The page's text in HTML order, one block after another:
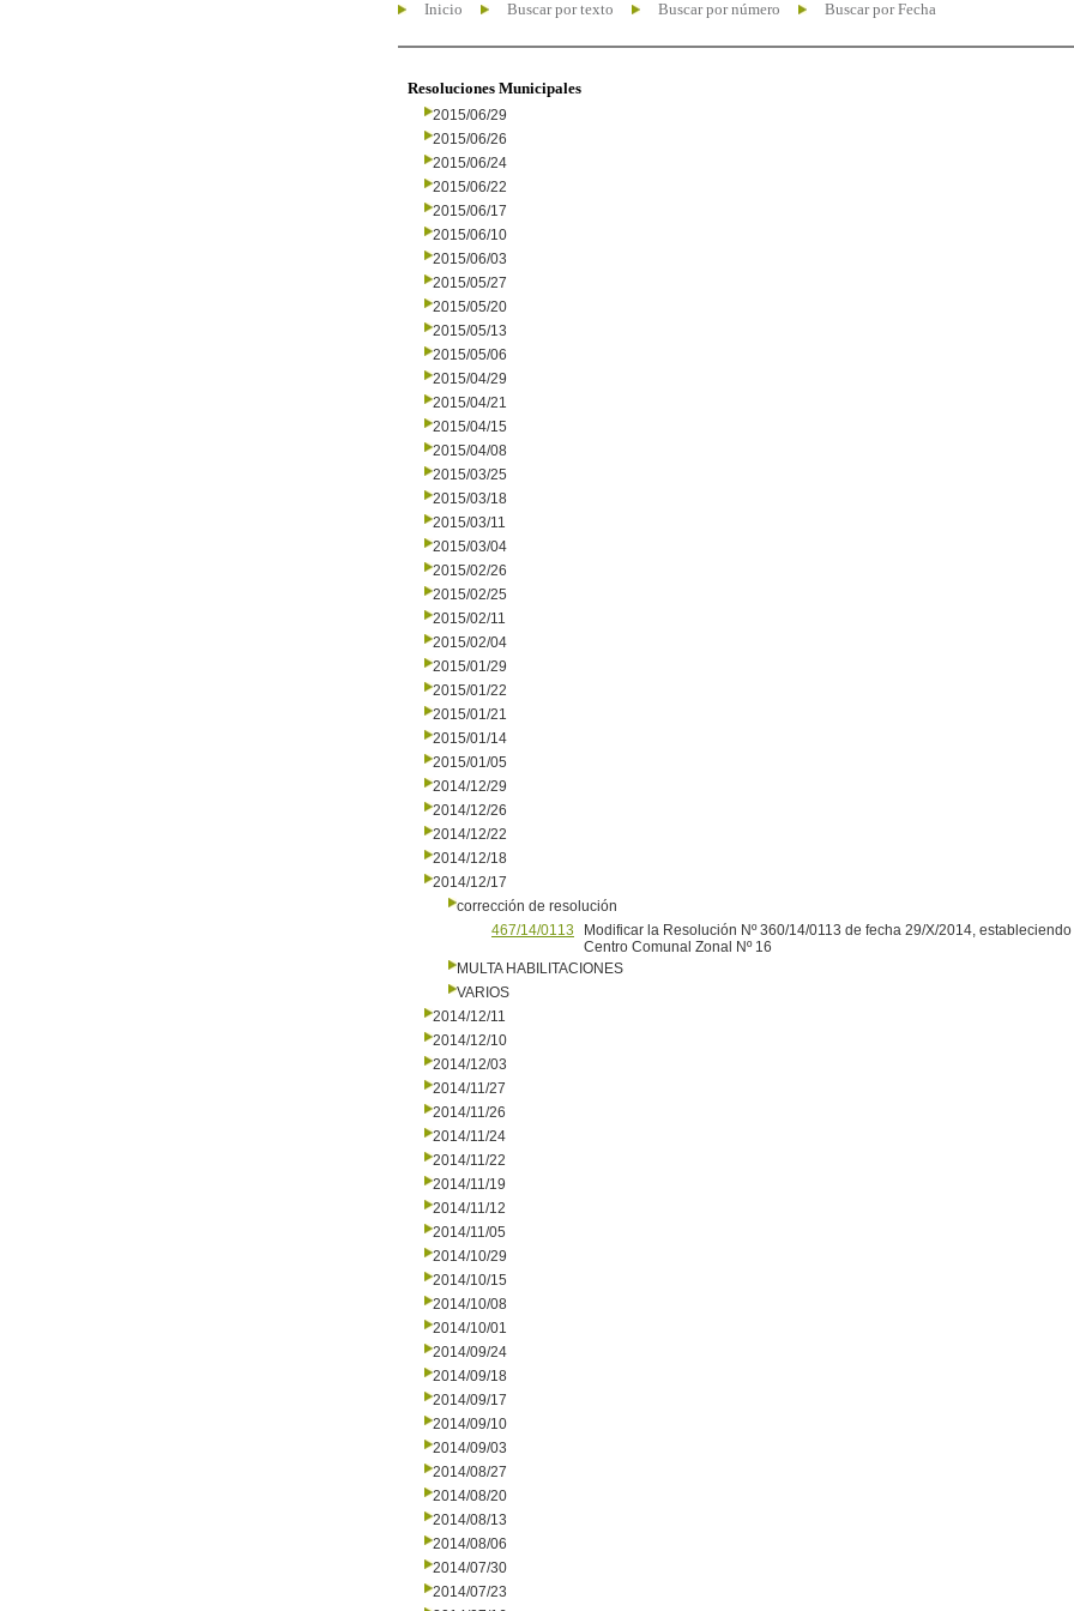
Inicio Buscar por texto Buscar por número Buscar por Fecha
Resoluciones Municipales
2015/06/29
2015/06/26
2015/06/24
2015/06/22
2015/06/17
2015/06/10
2015/06/03
2015/05/27
2015/05/20
2015/05/13
2015/05/06
2015/04/29
2015/04/21
2015/04/15
2015/04/08
2015/03/25
2015/03/18
2015/03/11
2015/03/04
2015/02/26
2015/02/25
2015/02/11
2015/02/04
2015/01/29
2015/01/22
2015/01/21
2015/01/14
2015/01/05
2014/12/29
2014/12/26
2014/12/22
2014/12/18
2014/12/17
corrección de resolución
467/14/0113
Modificar la Resolución Nº 360/14/0113 de fecha 29/X/2014,
Centro Comunal Zonal Nº 16
MULTA HABILITACIONES
VARIOS
2014/12/11
2014/12/10
2014/12/03
2014/11/27
2014/11/26
2014/11/24
2014/11/22
2014/11/19
2014/11/12
2014/11/05
2014/10/29
2014/10/15
2014/10/08
2014/10/01
2014/09/24
2014/09/18
2014/09/17
2014/09/10
2014/09/03
2014/08/27
2014/08/20
2014/08/13
2014/08/06
2014/07/30
2014/07/23